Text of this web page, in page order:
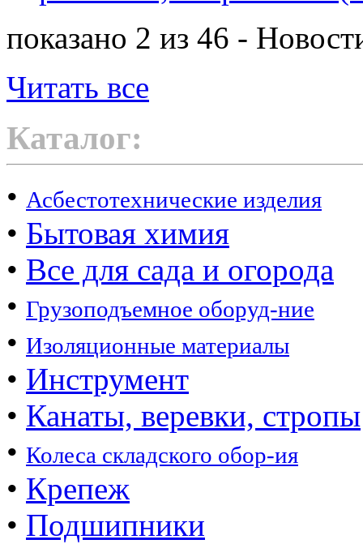
показано 2 из 46 -
Читать все
Каталог:
• Асбестотехнические изделия
• Бытовая химия
• Все для сада и огорода
• Грузоподъемное оборуд-ние
• Изоляционные материалы
• Инструмент
• Канаты, веревки, стропы
• Колеса складского обор-ия
• Крепеж
• Подшипники